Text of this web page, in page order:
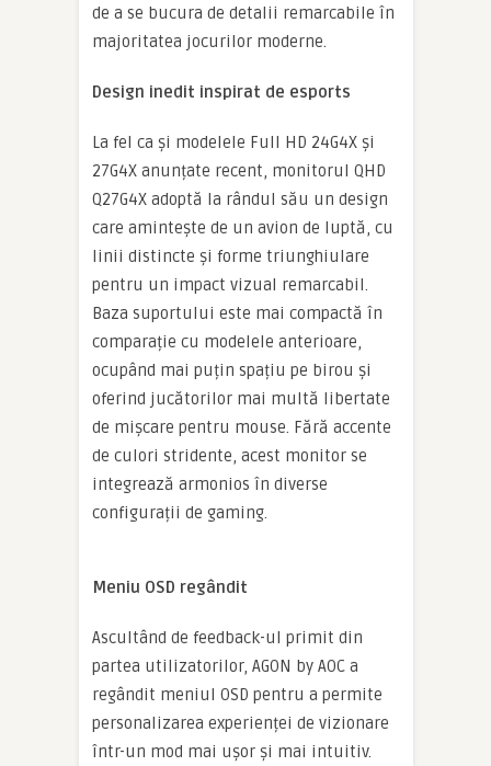
de a se bucura de detalii remarcabile în
majoritatea jocurilor moderne.
Design inedit inspirat de esports
La fel ca și modelele Full HD 24G4X și
27G4X anunțate recent, monitorul QHD
Q27G4X adoptă la rândul său un design
care amintește de un avion de luptă, cu
linii distincte și forme triunghiulare
pentru un impact vizual remarcabil.
Baza suportului este mai compactă în
comparație cu modelele anterioare,
ocupând mai puțin spațiu pe birou și
oferind jucătorilor mai multă libertate
de mișcare pentru mouse. Fără accente
de culori stridente, acest monitor se
integrează armonios în diverse
configurații de gaming.
Meniu OSD regândit
Ascultând de feedback-ul primit din
partea utilizatorilor, AGON by AOC a
regândit meniul OSD pentru a permite
personalizarea experienței de vizionare
într-un mod mai ușor și mai intuitiv.